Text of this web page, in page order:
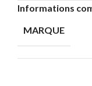
Informations
MARQUE